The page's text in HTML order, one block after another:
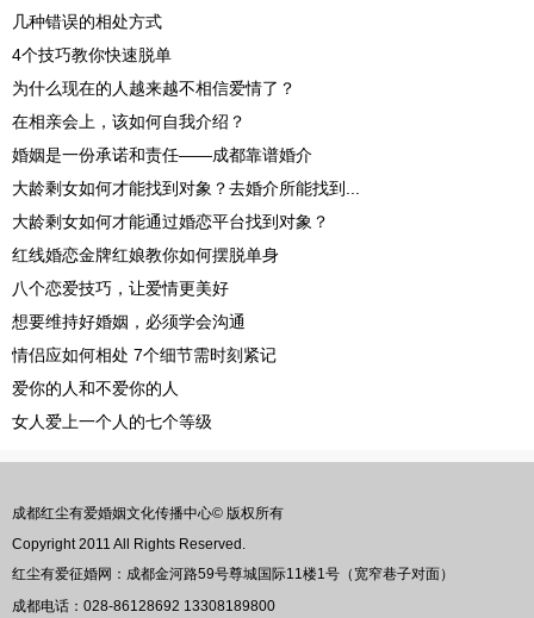
几种错误的相处方式
4个技巧教你快速脱单
为什么现在的人越来越不相信爱情了？
在相亲会上，该如何自我介绍？
婚姻是一份承诺和责任——成都靠谱婚介
大龄剩女如何才能找到对象？去婚介所能找到...
大龄剩女如何才能通过婚恋平台找到对象？
红线婚恋金牌红娘教你如何摆脱单身
八个恋爱技巧，让爱情更美好
想要维持好婚姻，必须学会沟通
情侣应如何相处 7个细节需时刻紧记
爱你的人和不爱你的人
女人爱上一个人的七个等级
成都红尘有爱婚姻文化传播中心© 版权所有
Copyright 2011 All Rights Reserved.
红尘有爱征婚网：成都金河路59号尊城国际11楼1号（宽窄巷子对面）
成都电话：028-86128692 13308189800